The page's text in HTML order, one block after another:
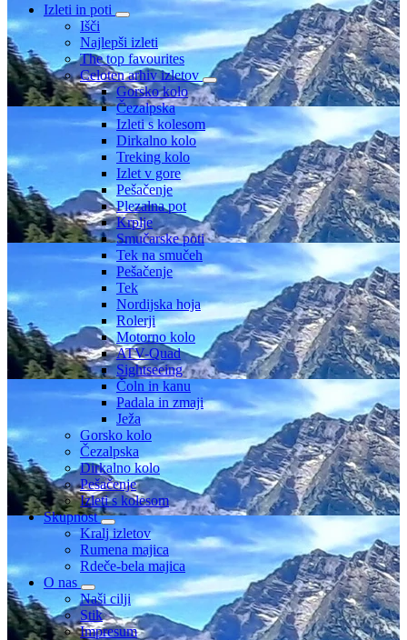
Izleti in poti
Išči
Najlepši izleti
The top favourites
Celoten arhiv izletov
Gorsko kolo
Čezalpska
Izleti s kolesom
Dirkalno kolo
Treking kolo
Izlet v gore
Pešačenje
Plezalna pot
Krplje
Smučarske poti
Tek na smučeh
Pešačenje
Tek
Nordijska hoja
Rolerji
Motorno kolo
ATV-Quad
Sightseeing
Čoln in kanu
Padala in zmaji
Ježa
Gorsko kolo
Čezalpska
Dirkalno kolo
Pešačenje
Izleti s kolesom
Skupnost
Kralj izletov
Rumena majica
Rdeče-bela majica
O nas
Naši cilji
Stik
Impresum